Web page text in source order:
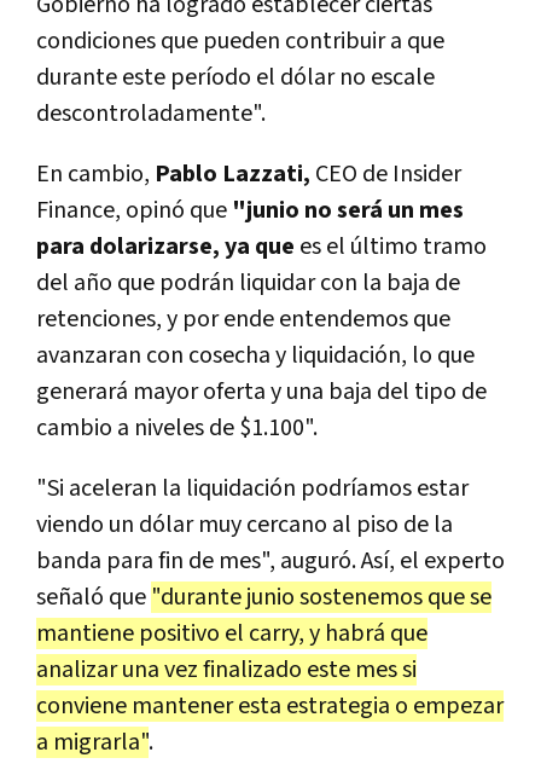
condiciones que pueden contribuir a que
durante este período el dólar no escale
descontroladamente".
En cambio, Pablo Lazzati, CEO de Insider
Finance, opinó que "junio no será un mes
para dolarizarse, ya que es el último tramo
del año que podrán liquidar con la baja de
retenciones, y por ende entendemos que
avanzaran con cosecha y liquidación, lo que
generará mayor oferta y una baja del tipo de
cambio a niveles de $1.100".
"Si aceleran la liquidación podríamos estar
viendo un dólar muy cercano al piso de la
banda para fin de mes", auguró. Así, el experto
señaló que "durante junio sostenemos que se
mantiene positivo el carry, y habrá que
analizar una vez finalizado este mes si
conviene mantener esta estrategia o empezar
a migrarla".